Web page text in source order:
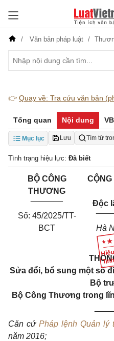
Văn bản pháp luật
👉 Quay về: Tra cứu văn bản
Tổng quan Nội dung
Mục lục Lưu Tìm từ
Tình trạng hiệu lực: Đã biết
BỘ CÔNG
THƯƠNG
Số: 45/2025/TT-
BCT
CỘNG
Độc
Hà
Sửa đổi, bổ sung một số
Bộ
Bộ Công Thương trong
Căn cứ Pháp lệnh Quản lý
năm 2016;